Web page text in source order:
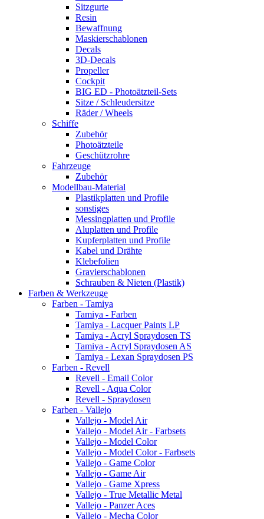
Sitzgurte
Resin
Bewaffnung
Maskierschablonen
Decals
3D-Decals
Propeller
Cockpit
BIG ED - Photoätzteil-Sets
Sitze / Schleudersitze
Räder / Wheels
Schiffe
Zubehör
Photoätzteile
Geschützrohre
Fahrzeuge
Zubehör
Modellbau-Material
Plastikplatten und Profile
sonstiges
Messingplatten und Profile
Aluplatten und Profile
Kupferplatten und Profile
Kabel und Drähte
Klebefolien
Gravierschablonen
Schrauben & Nieten (Plastik)
Farben & Werkzeuge
Farben - Tamiya
Tamiya - Farben
Tamiya - Lacquer Paints LP
Tamiya - Acryl Spraydosen TS
Tamiya - Acryl Spraydosen AS
Tamiya - Lexan Spraydosen PS
Farben - Revell
Revell - Email Color
Revell - Aqua Color
Revell - Spraydosen
Farben - Vallejo
Vallejo - Model Air
Vallejo - Model Air - Farbsets
Vallejo - Model Color
Vallejo - Model Color - Farbsets
Vallejo - Game Color
Vallejo - Game Air
Vallejo - Game Xpress
Vallejo - True Metallic Metal
Vallejo - Panzer Aces
Vallejo - Mecha Color